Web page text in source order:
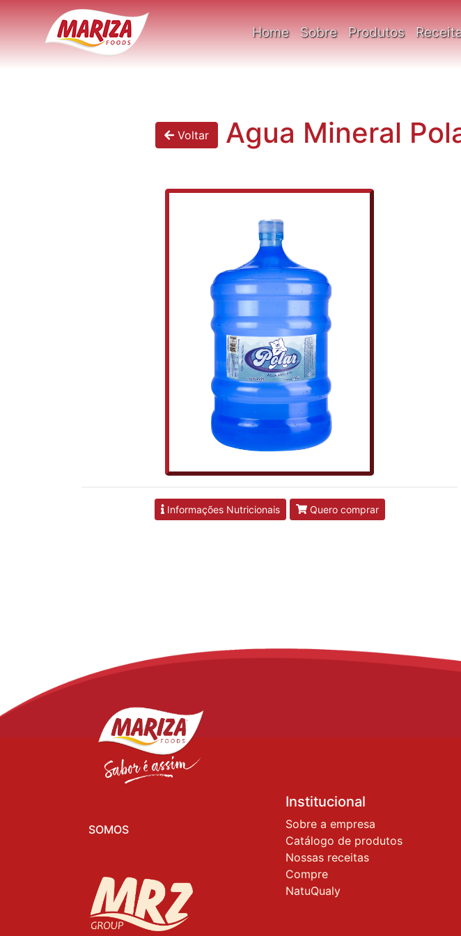
Home Sobre Produtos
Voltar Agua Mineral
Informações Nutricionais Quero comprar
SOMOS
Institucional
Sobre a empresa
Catálogo de produtos
Nossas receitas
Compre
NatuQualy